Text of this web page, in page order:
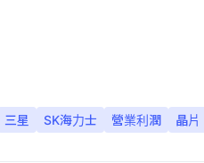
三星 SK海力士 營業利潤 晶片